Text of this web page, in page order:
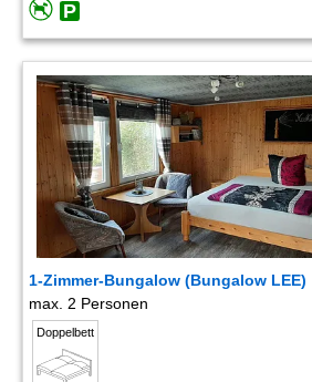
1-Zimmer-Bungalow (Bungalow LEE)
max. 2 Personen
Doppelbett